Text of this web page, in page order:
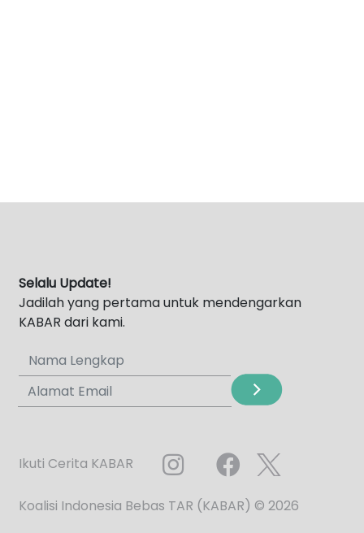
Selalu Update!
Jadilah yang pertama untuk mendengarkan
KABAR dari kami.
Ikuti Cerita KABAR
Koalisi Indonesia Bebas TAR (KABAR) © 2026